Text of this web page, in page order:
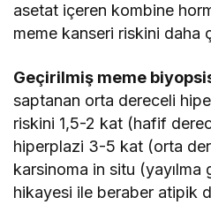
asetat içeren kombine
meme kanseri riskini daha
Geçirilmiş meme
saptanan orta dereceli
riskini 1,5-2 kat (hafif
hiperplazi 3-5 kat (orta
karsinoma in situ
hikayesi ile beraber atipik